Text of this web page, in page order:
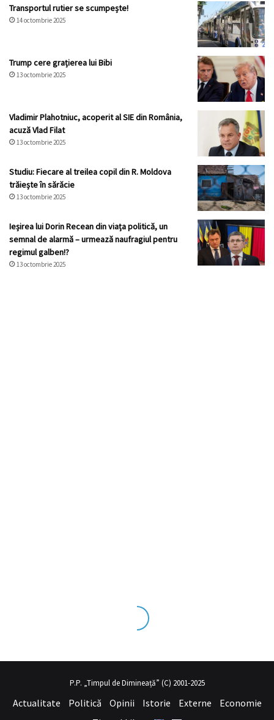
Transportul rutier se scumpește!
14 octombrie 2025
Trump cere grațierea lui Bibi
13 octombrie 2025
Vladimir Plahotniuc, acoperit al SIE din România,
acuză Vlad Filat
13 octombrie 2025
Studiu: Fiecare al treilea copil din R. Moldova
trăiește în sărăcie
13 octombrie 2025
Ieșirea lui Dorin Recean din viața politică, un
semnal de alarmă – urmează naufragiul pentru
regimul galben!?
13 octombrie 2025
tecrübesinin ve üstsex izleseviye olduğu dışarıdan
P.P. „Timpul de Dimineață” (C) 2001-2025
Actualitate Politică Opinii Istorie Externe
Economie